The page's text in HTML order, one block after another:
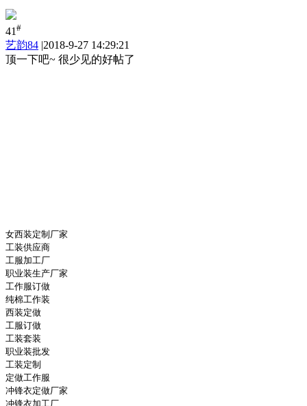
41#
艺韵84 |2018-9-27 14:29:21
顶一下吧~ 很少见的好帖了
女西装定制厂家
工装供应商
工服加工厂
职业装生产厂家
工作服订做
纯棉工作装
西装定做
工服订做
工装套装
职业装批发
工装定制
定做工作服
冲锋衣定做厂家
冲锋衣加工厂